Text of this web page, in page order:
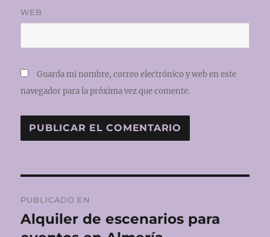
WEB
Guarda mi nombre, correo electrónico y web en este
navegador para la próxima vez que comente.
de
PUBLICADO EN
Alquiler de escenarios para